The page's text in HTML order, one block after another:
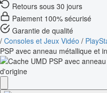
Retours sous 30 jours
Paiement 100% sécurisé
Garantie de qualité
/ Consoles et Jeux Vidéo /
PSP avec anneau métallique et